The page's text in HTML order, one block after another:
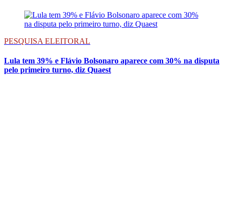
PESQUISA ELEITORAL
Lula tem 39% e Flávio Bolsonaro aparece com 30% na disputa
pelo primeiro turno, diz Quaest